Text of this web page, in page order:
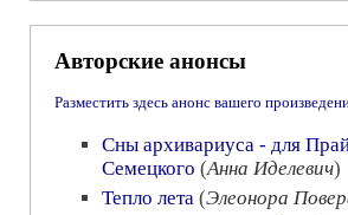
Авторские анонсы
Разместить здесь анонс вашего
Сны архивариуса - для
Семецкого (Анна Иделевич)
Тепло лета (Элеонора